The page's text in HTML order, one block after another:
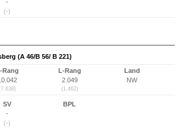
-
(-)
(A 46/B 56/ B 221)
Rang
L-Rang
2.049
(1.462)
Land
NW
SV
-
(-)
BPL